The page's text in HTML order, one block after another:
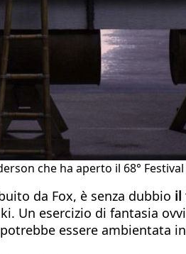
che ha aperto il 68°
da Fox, è senza dubbio il
Un esercizio di fantasia
essere ambientata